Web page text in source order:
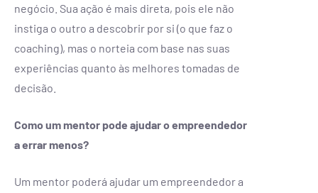
negócio. Sua ação é mais direta, pois ele não
instiga o outro a descobrir por si (o que faz o
coaching), mas o norteia com base nas suas
experiências quanto às melhores tomadas de
decisão.
Como um mentor pode ajudar o empreendedor
a errar menos?
Um mentor poderá ajudar um empreendedor a